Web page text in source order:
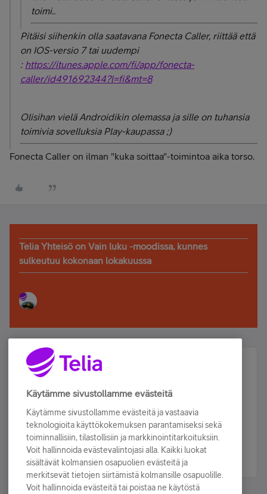
toimi..
Pitäisi siihenkin olla saatavana Fonecta Caller, riittää että
on IOS-versio 7 tai uudempi
: https://itunes.apple.com/fi/app/fonecta-
caller/id491692344?l=fi&mt=8
Olisihan vielä Androidikin olemassa ja sille on tuhansia
toimivia sovelluksia Play-kaupassa ;)
Fonecta Caller on ilman "kuka soittaa"-toimintoa aika torso.
Telia Yhteisö on Vain luku -moodissa, kunnes
sulkeutuu kokonaan lokakuussa
Älä jää paitsi – osallistu ja voita!
Tilaa Telian uutiskirje ja olet mukana arvonnassa.
sähköpostiisi.
Tilaa nyt
Käytämme sivustollamme evästeitä
Käytämme sivustollamme evästeitä ja vastaavia
teknologioita käyttökokemuksen parantamiseksi sekä
toiminnallisiin, tilastollisiin ja markkinointitarkoituksiin.
Voit hallinnoida evästevalintojasi alla. Kaikki luokat
sisältävät kolmansien osapuolien evästeitä ja
merkitsevät tietojen siirtämistä kolmansille osapuolille.
Voit hallinnoida evästeitä tai poistaa ne käytöstä